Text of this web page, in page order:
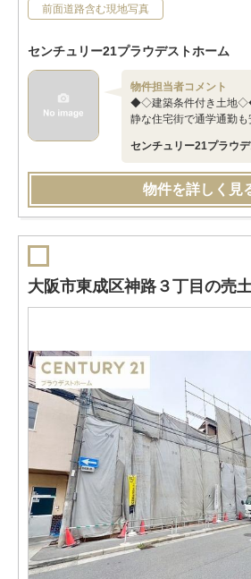
前面道路含む現地写真
センチュリー21プラウデストホーム
物件担当者コメント
◆◇建築条件付き土地
静な住宅街で通学通勤も
センチュリー21プラウ
物件を詳しく見
大阪市東成区神路３丁目の売